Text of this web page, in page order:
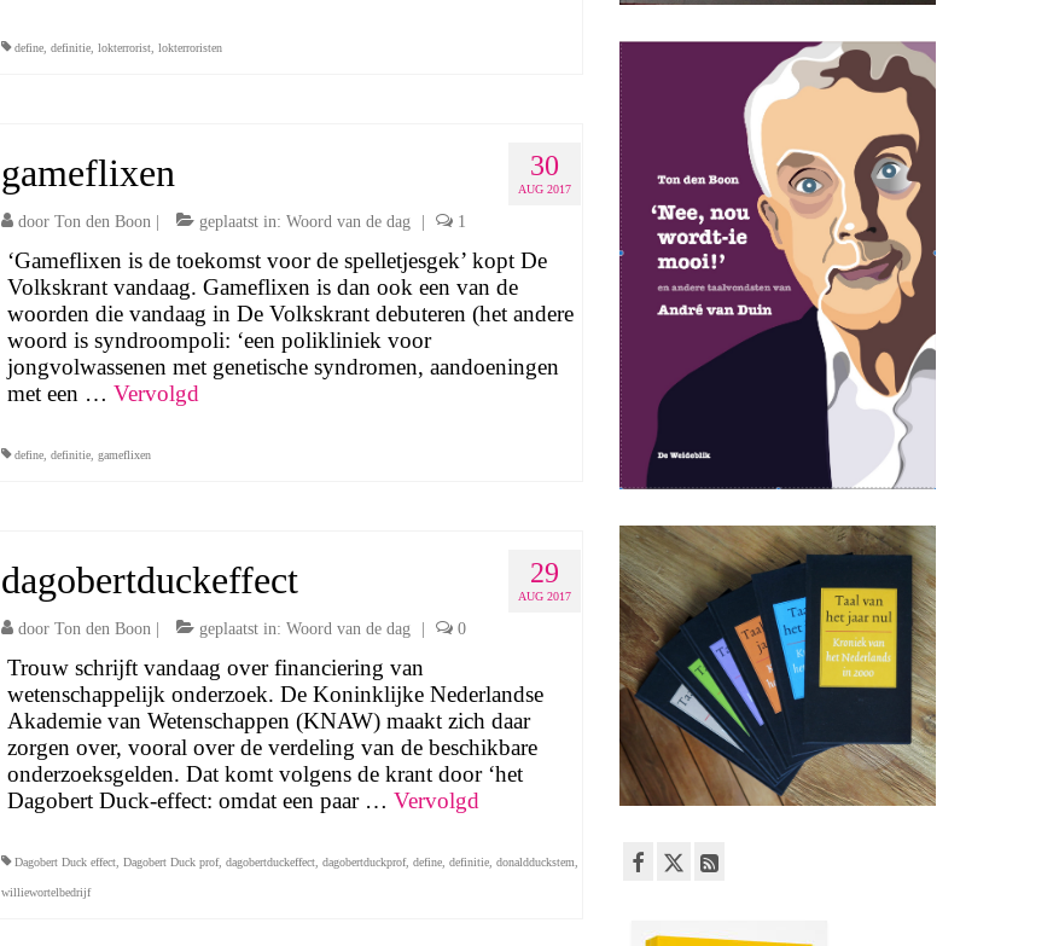
define, definitie, lokterrorist, lokterroristen
30
AUG 2017
gameflixen
door Ton den Boon| geplaatst in: Woord van de dag 1
‘Gameflixen is de toekomst voor de spelletjesgek’ kopt De
Volkskrant vandaag. Gameflixen is dan ook een van de
woorden die vandaag in De Volkskrant debuteren (het andere
woord is syndroompoli: ‘een polikliniek voor
jongvolwassenen met genetische syndromen, aandoeningen
met een … Vervolgd
define, definitie, gameflixen
29
AUG 2017
dagobertduckeffect
door Ton den Boon| geplaatst in: Woord van de dag 0
Trouw schrijft vandaag over financiering van
wetenschappelijk onderzoek. De Koninklijke Nederlandse
Akademie van Wetenschappen (KNAW) maakt zich daar
zorgen over, vooral over de verdeling van de beschikbare
onderzoeksgelden. Dat komt volgens de krant door ‘het
Dagobert Duck-effect: omdat een paar … Vervolgd
Dagobert Duck effect, Dagobert Duck prof, dagobertduckeffect, dagobertduckprof, define, definitie, donaldduckstem
williewortelbedrijf